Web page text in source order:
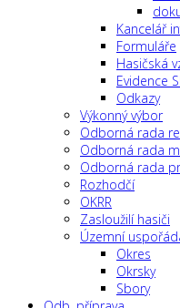
Kancelář
Formuláře
Hasičská
Evidence
Odkazy
Výkonný výbor
Odborná rada
Odborná rada
Odborná rada
Rozhodčí
OKRR
Zasloužilí hasiči
Územní
Okres
Okrsky
Sbory